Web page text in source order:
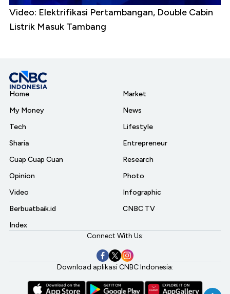
Video: Elektrifikasi Pertambangan, Double Cabin
Listrik Masuk Tambang
Home
My Money
Tech
Sharia
Cuap Cuap Cuan
Opinion
Video
Berbuatbaik.id
Index
Market
News
Lifestyle
Entrepreneur
Research
Photo
Infographic
CNBC TV
Connect With Us:
Download aplikasi CNBC Indonesia: